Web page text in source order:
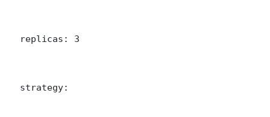
  replicas: 3
  strategy: